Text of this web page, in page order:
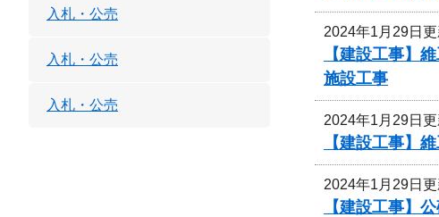
2024年1月29日
【建設工事】
施設工事
2024年1月29日
【建設工事】
2024年1月29日
【建設工事】
入札・公売
入札・公売
入札・公売